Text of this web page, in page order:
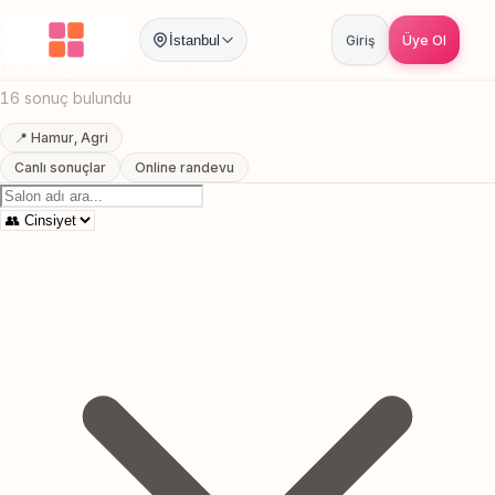
İstanbul Giriş Üye Ol
Anasayfa / Agri Hamur En Yakin Berber
Hamur, Agri En Yakin Berber
16 sonuç bulundu
📍 Hamur, Agri
Canlı sonuçlar
Online randevu